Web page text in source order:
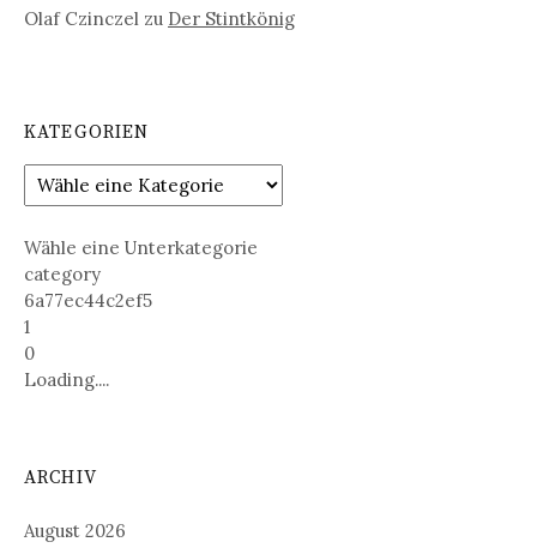
Olaf Czinczel zu Der Stintkönig
KATEGORIEN
Wähle eine Unterkategorie
category
6a77ec44c2ef5
1
0
Loading....
ARCHIV
August 2026